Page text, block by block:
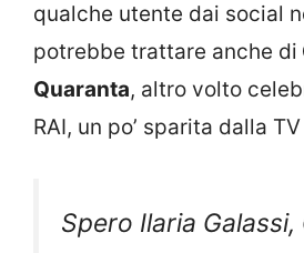
qualche utente dai social
potrebbe trattare anche di
Quaranta, altro volto
RAI, un po’ sparita dalla
Spero Ilaria Galassi,